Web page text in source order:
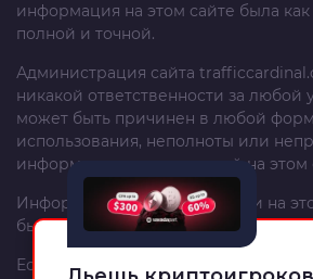
информация на этом сайте была
полной и точной.
Администрация сайта
никакой ответственности за любой
может быть причинен в любой
использования, неполноты или
информации, размещенной на этом
Информация и рекомендации на
быть изменены без
Если вы – автор материала,